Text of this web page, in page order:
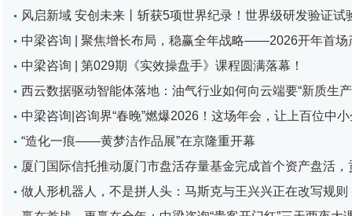
风启新域 安创未来丨斩获5项世界纪录！世界级研发验证试
中梁咨询 | 聚焦增长布局，稳赢全年战略——2026开年首场
中梁咨询 | 第029期《实效操盘手》课程圆满落幕！
西云数据驱动智能体落地：油气行业如何向云端要“新质生
中梁咨询|咨询界“春晚”燃爆2026！这场年会，让上百位中
“造化一痕——黄梦洁作品展”在京隆重开幕
厦门国际信托推动厦门市盘活存量基金完成首个资产盘活，
做人形机器人，不是拼人头：马斯克与王兴兴正在改写规则